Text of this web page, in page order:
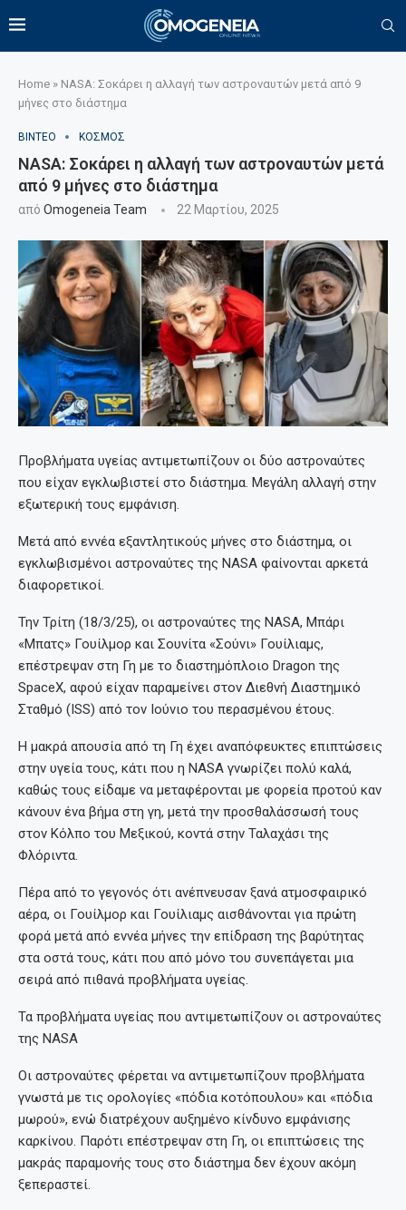
Home » NASA: Σοκάρει η αλλαγή των αστροναυτών μετά από 9
μήνες στο διάστημα
ΒΙΝΤΕΟ ΚΟΣΜΟΣ
NASA: Σοκάρει η αλλαγή των αστροναυτών μετά
από 9 μήνες στο διάστημα
από Omogeneia Team 22 Μαρτίου, 2025
Προβλήματα υγείας αντιμετωπίζουν οι δύο αστροναύτες
που είχαν εγκλωβιστεί στο διάστημα. Μεγάλη αλλαγή στην
εξωτερική τους εμφάνιση.
Μετά από εννέα εξαντλητικούς μήνες στο διάστημα, οι
εγκλωβισμένοι αστροναύτες της NASA φαίνονται αρκετά
διαφορετικοί.
Την Τρίτη (18/3/25), οι αστροναύτες της NASA, Μπάρι
«Μπατς» Γουίλμορ και Σουνίτα «Σούνι» Γουίλιαμς,
επέστρεψαν στη Γη με το διαστημόπλοιο Dragon της
SpaceX, αφού είχαν παραμείνει στον Διεθνή Διαστημικό
Σταθμό (ISS) από τον Ιούνιο του περασμένου έτους.
Η μακρά απουσία από τη Γη έχει αναπόφευκτες επιπτώσεις
στην υγεία τους, κάτι που η NASA γνωρίζει πολύ καλά,
καθώς τους είδαμε να μεταφέρονται με φορεία προτού καν
κάνουν ένα βήμα στη γη, μετά την προσθαλάσσωσή τους
στον Κόλπο του Μεξικού, κοντά στην Ταλαχάσι της
Φλόριντα.
Πέρα από το γεγονός ότι ανέπνευσαν ξανά ατμοσφαιρικό
αέρα, οι Γουίλμορ και Γουίλιαμς αισθάνονται για πρώτη
φορά μετά από εννέα μήνες την επίδραση της βαρύτητας
στα οστά τους, κάτι που από μόνο του συνεπάγεται μια
σειρά από πιθανά προβλήματα υγείας.
Τα προβλήματα υγείας που αντιμετωπίζουν οι αστροναύτες
της NASA
Οι αστροναύτες φέρεται να αντιμετωπίζουν προβλήματα
γνωστά με τις ορολογίες «πόδια κοτόπουλου» και «πόδια
μωρού», ενώ διατρέχουν αυξημένο κίνδυνο εμφάνισης
καρκίνου. Παρότι επέστρεψαν στη Γη, οι επιπτώσεις της
μακράς παραμονής τους στο διάστημα δεν έχουν ακόμη
ξεπεραστεί.